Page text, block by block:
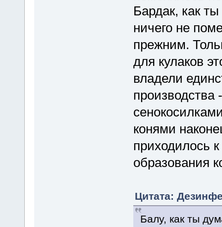
Бардак, как
ничего не
прежним.
для кулаков
владели
конями
приходилось
образования
Цитата:
Балу, как ты